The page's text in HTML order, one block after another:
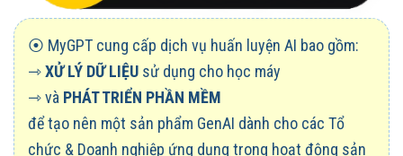
⦿ MyGPT cung cấp dịch vụ huấn luyện AI bao gồm:
⇾XỬ LÝ DỮ LIỆU sử dụng cho học máy
⇾ và PHÁT TRIỂN PHẦN MỀM
để tạo nên một sản phẩm GenAI dành cho các Tổ
chức & Doanh nghiệp ứng dụng trong hoạt động sản